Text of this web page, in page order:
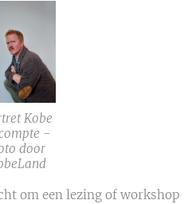
Kobe
-
door
om een lezing of workshop